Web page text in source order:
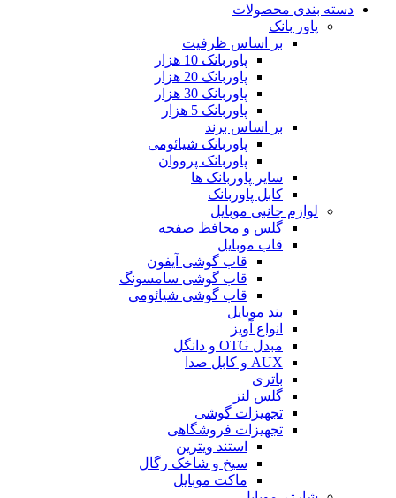
دسته بندی محصولات
پاور بانک
بر اساس ظرفیت
پاوربانک 10 هزار
پاوربانک 20 هزار
پاوربانک 30 هزار
پاوربانک 5 هزار
بر اساس برند
پاوربانک شیائومی
پاوربانک پرووان
سایر پاوربانک ها
کابل پاوربانک
لوازم جانبی موبایل
گلس و محافظ صفحه
قاب موبایل
قاب گوشی آیفون
قاب گوشی سامسونگ
قاب گوشی شیائومی
بند موبایل
انواع آویز
مبدل OTG و دانگل
AUX و کابل صدا
باتری
گلس لنز
تجهیزات گوشی
تجهیزات فروشگاهی
استند ویترین
سیخ و شاخک رگال
ماکت موبایل